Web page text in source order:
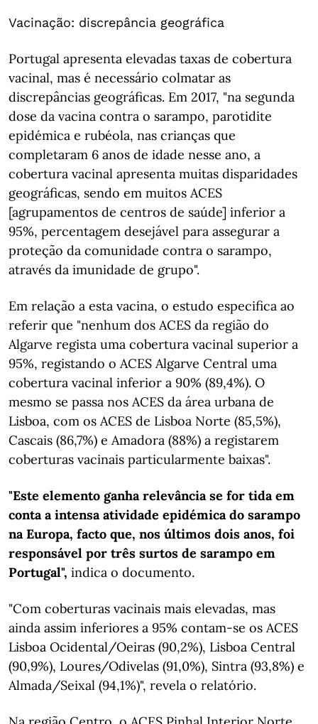
Vacinação: discrepância geográfica
Portugal apresenta elevadas taxas de cobertura
vacinal, mas é necessário colmatar as
discrepâncias geográficas. Em 2017, "na segunda
dose da vacina contra o sarampo, parotidite
epidémica e rubéola, nas crianças que
completaram 6 anos de idade nesse ano, a
cobertura vacinal apresenta muitas disparidades
geográficas, sendo em muitos ACES
[agrupamentos de centros de saúde] inferior a
95%, percentagem desejável para assegurar a
proteção da comunidade contra o sarampo,
através da imunidade de grupo".
Em relação a esta vacina, o estudo especifica ao
referir que "nenhum dos ACES da região do
Algarve regista uma cobertura vacinal superior a
95%, registando o ACES Algarve Central uma
cobertura vacinal inferior a 90% (89,4%). O
mesmo se passa nos ACES da área urbana de
Lisboa, com os ACES de Lisboa Norte (85,5%),
Cascais (86,7%) e Amadora (88%) a registarem
coberturas vacinais particularmente baixas".
"Este elemento ganha relevância se for tida em
conta a intensa atividade epidémica do sarampo
na Europa, facto que, nos últimos dois anos, foi
responsável por três surtos de sarampo em
Portugal", indica o documento.
"Com coberturas vacinais mais elevadas, mas
ainda assim inferiores a 95% contam-se os ACES
Lisboa Ocidental/Oeiras (90,2%), Lisboa Central
(90,9%), Loures/Odivelas (91,0%), Sintra (93,8%) e
Almada/Seixal (94,1%)", revela o relatório.